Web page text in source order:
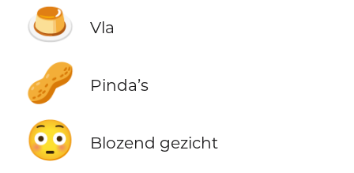
🍮 Vla
🥜 Pinda’s
😳 Blozend gezicht